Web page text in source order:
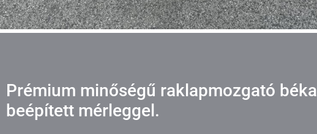
Prémium minőségű raklapmozgató béka
beépített mérleggel. ​